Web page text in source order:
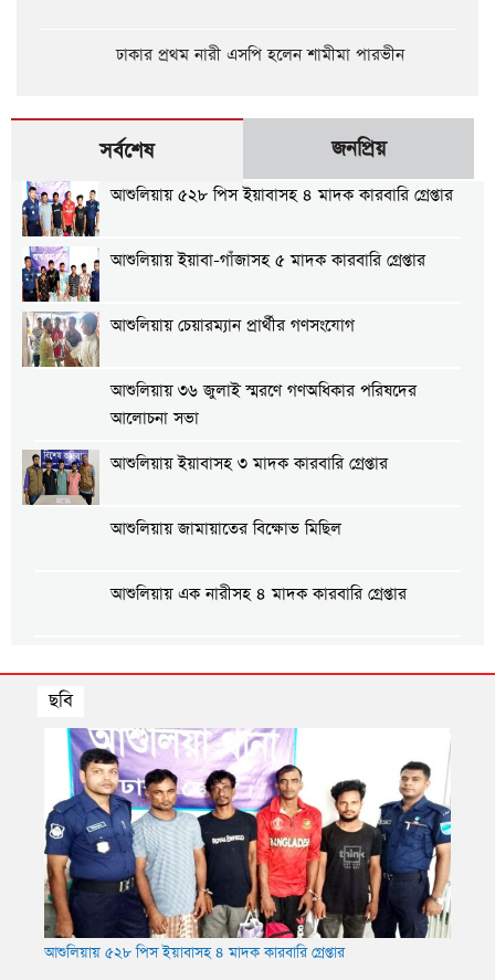
ঢাকার প্রথম নারী এসপি হলেন শামীমা পারভীন
সর্বশেষ জনপ্রিয়
আশুলিয়ায় ৫২৮ পিস ইয়াবাসহ ৪ মাদক কারবারি গ্রেপ্তার
আশুলিয়ায় ইয়াবা-গাঁজাসহ ৫ মাদক কারবারি গ্রেপ্তার
আশুলিয়ায় চেয়ারম্যান প্রার্থীর গণসংযোগ
আশুলিয়ায় ৩৬ জুলাই স্মরণে গণঅধিকার পরিষদের
আলোচনা সভা
আশুলিয়ায় ইয়াবাসহ ৩ মাদক কারবারি গ্রেপ্তার
আশুলিয়ায় জামায়াতের বিক্ষোভ মিছিল
আশুলিয়ায় এক নারীসহ ৪ মাদক কারবারি গ্রেপ্তার
আশুলিয়ায় গ্যাস ও বিদ্যুতের দাবিতে এলাকাবাসীর
মানববন্ধন
আশুলিয়ায় প্রীতি ফুটবল ম্যাচ অনুষ্ঠিত
ছবি
আশুলিয়ায় ৫২৮ পিস ইয়াবাসহ ৪ মাদক কারবারি গ্রেপ্তার